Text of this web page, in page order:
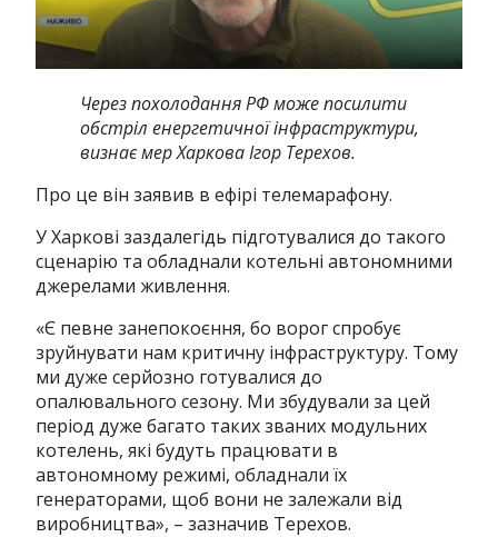
Через похолодання РФ може посилити
обстріл енергетичної інфраструктури,
визнає мер Харкова Ігор Терехов.
Про це він заявив в ефірі телемарафону.
У Харкові заздалегідь підготувалися до такого
сценарію та обладнали котельні автономними
джерелами живлення.
«Є певне занепокоєння, бо ворог спробує
зруйнувати нам критичну інфраструктуру. Тому
ми дуже серйозно готувалися до
опалювального сезону. Ми збудували за цей
період дуже багато таких званих модульних
котелень, які будуть працювати в
автономному режимі, обладнали їх
генераторами, щоб вони не залежали від
виробництва», – зазначив Терехов.